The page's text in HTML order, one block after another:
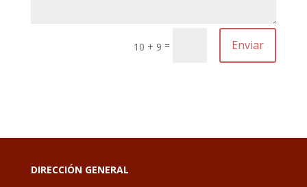
10 + 9 = Enviar
DIRECCIÓN GENERAL